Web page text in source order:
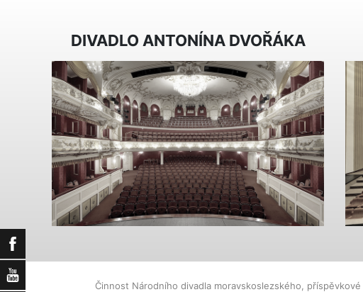
Facebook
YouTube
DIVADLO ANTONÍNA DVOŘÁKA
Činnost Národního divadla moravskoslezského,